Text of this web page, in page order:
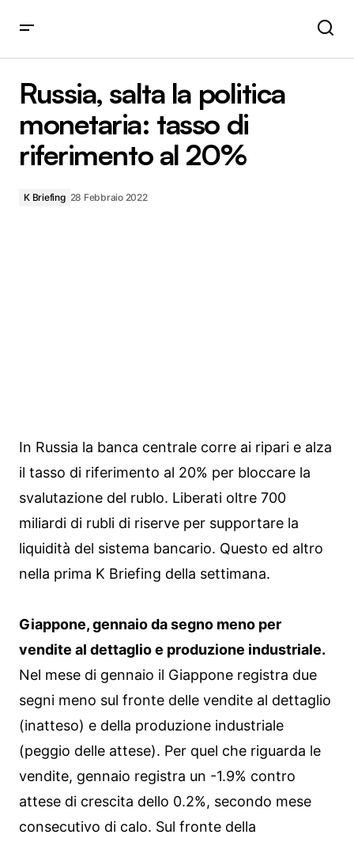
Russia, salta la politica
monetaria: tasso di
riferimento al 20%
K Briefing 28 Febbraio 2022
In Russia la banca centrale corre ai ripari e alza
il tasso di riferimento al 20% per bloccare la
svalutazione del rublo. Liberati oltre 700
miliardi di rubli di riserve per supportare la
liquidità del sistema bancario. Questo ed altro
nella prima K Briefing della settimana.
Giappone, gennaio da segno meno per
vendite al dettaglio e produzione industriale.
Nel mese di gennaio il Giappone registra due
segni meno sul fronte delle vendite al dettaglio
(inatteso) e della produzione industriale
(peggio delle attese). Per quel che riguarda le
vendite, gennaio registra un -1.9% contro
attese di crescita dello 0.2%, secondo mese
consecutivo di calo. Sul fronte della